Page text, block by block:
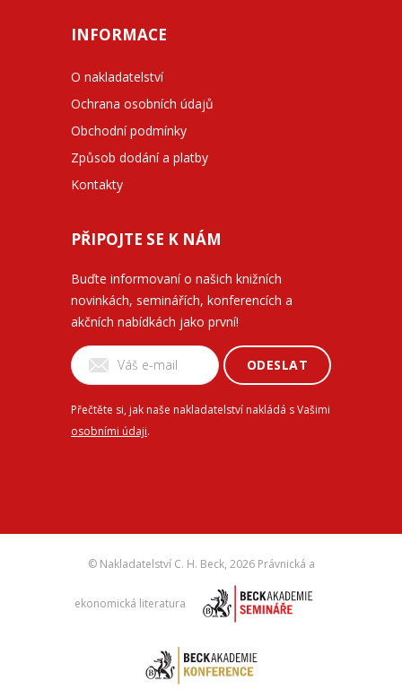
INFORMACE
O nakladatelství
Ochrana osobních údajů
Obchodní podmínky
Způsob dodání a platby
Kontakty
PŘIPOJTE SE K NÁM
Buďte informovaní o našich knižních
novinkách, seminářích, konferencích a
akčních nabídkách jako první!
ODESLAT
Přečtěte si, jak naše nakladatelství nakládá s Vašimi
osobními údaji.
© Nakladatelství C. H. Beck, 2026 Právnická a
ekonomická literatura